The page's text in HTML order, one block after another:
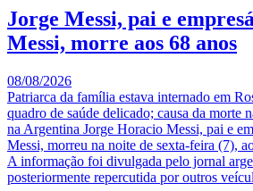
Jorge Messi, pai e
Messi, morre aos 68 anos
08/08/2026
Patriarca da família estava internado em
quadro de saúde delicado; causa da morte
na Argentina Jorge Horacio Messi, pai e
Messi, morreu na noite de sexta-feira (7),
A informação foi divulgada pelo jornal
posteriormente repercutida por outros